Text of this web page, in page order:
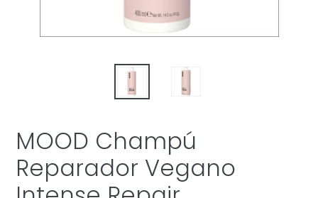
MOOD Champú
Reparador Vegano